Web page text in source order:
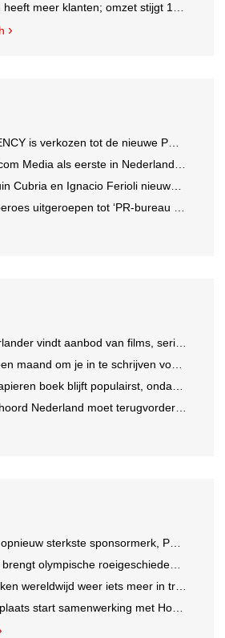
klanten; omzet stijgt 14% in eerste halfjaar naar 8,3 miljard
is verkozen tot de nieuwe PR-partner van KoRo
als eerste in Nederland actief met advertenties in ChatGPT
Ferioli nieuwe Global CCO’s GUT, Renata Neumann Global Head of Production
uitgeroepen tot ‘PR-bureau van het jaar 2026’
vindt aanbod van films, series en sport vaak versnipperd
om je in te schrijven voor de Mercurs 2026
boek blijft populairst, ondanks digitale alternatieven
moet terugvordering betalen aan Commissariaat voor de Media
sterkste sponsormerk, PostNL daalt
roeigeschiedenis tot leven voor WK Roeien
wereldwijd weer iets meer in trek
start samenwerking met House of Cars